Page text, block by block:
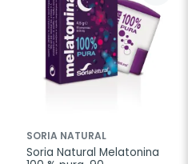
SORIA NATURAL
Soria Natural Melatonina